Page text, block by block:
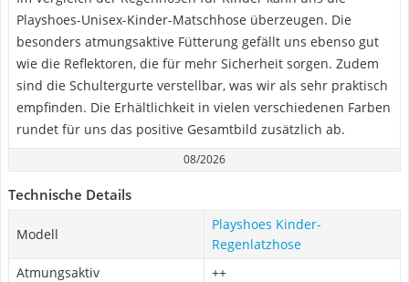
Playshoes-Unisex-Kinder-Matschhose überzeugen. Die
besonders atmungsaktive Fütterung gefällt uns ebenso gut
wie die Reflektoren, die für mehr Sicherheit sorgen. Zudem
sind die Schultergurte verstellbar, was wir als sehr praktisch
empfinden. Die Erhältlichkeit in vielen verschiedenen Farben
rundet für uns das positive Gesamtbild zusätzlich ab.
08/2026
Technische Details
Modell
Playshoes Kinder-
Regenlatzhose
Atmungsaktiv
++